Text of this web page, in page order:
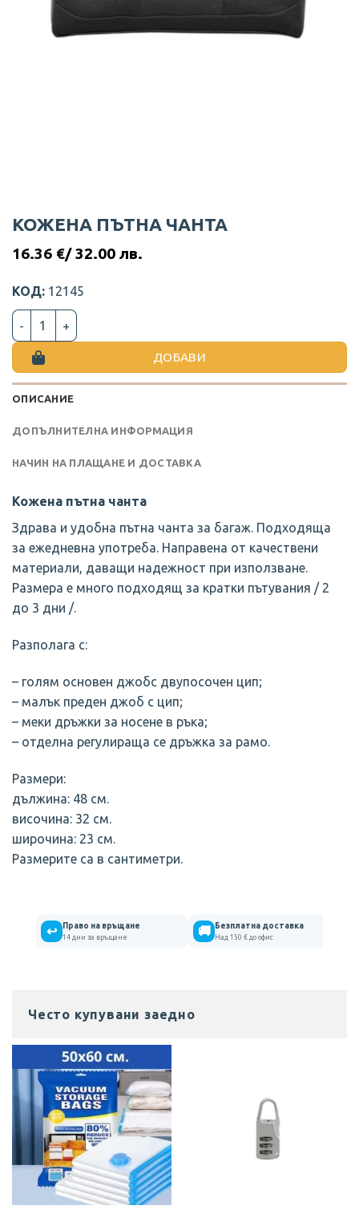
КОЖЕНА ПЪТНА ЧАНТА
16.36 €/ 32.00 лв.
КОД: 12145
количество за КОЖЕНА ПЪТНА ЧАНТА
ДОБАВИ
ОПИСАНИЕ
ДОПЪЛНИТЕЛНА ИНФОРМАЦИЯ
НАЧИН НА ПЛАЩАНЕ И ДОСТАВКА
Кожена пътна чанта
Здрава и удобна пътна чанта за багаж. Подходяща
за ежедневна употреба. Направена от качествени
материали, даващи надежност при използване.
Размера е много подходящ за кратки пътувания / 2
до 3 дни /.
Разполага с:
– голям основен джобс двупосочен цип;
– малък преден джоб с цип;
– меки дръжки за носене в ръка;
– отделна регулираща се дръжка за рамо.
Размери:
дължина: 48 см.
височина: 32 см.
широчина: 23 см.
Размерите са в сантиметри.
↩ Право на връщане
14 дни за връщане 🚚 Безплатна доставка
Над 150 € до офис
Често купувани заедно